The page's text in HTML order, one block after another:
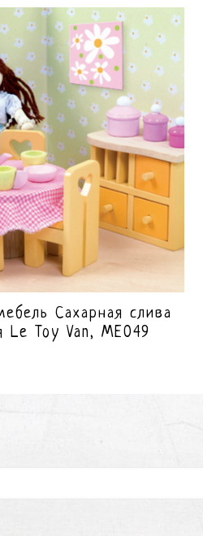
Сахарная слива
Le Toy Van, ME049